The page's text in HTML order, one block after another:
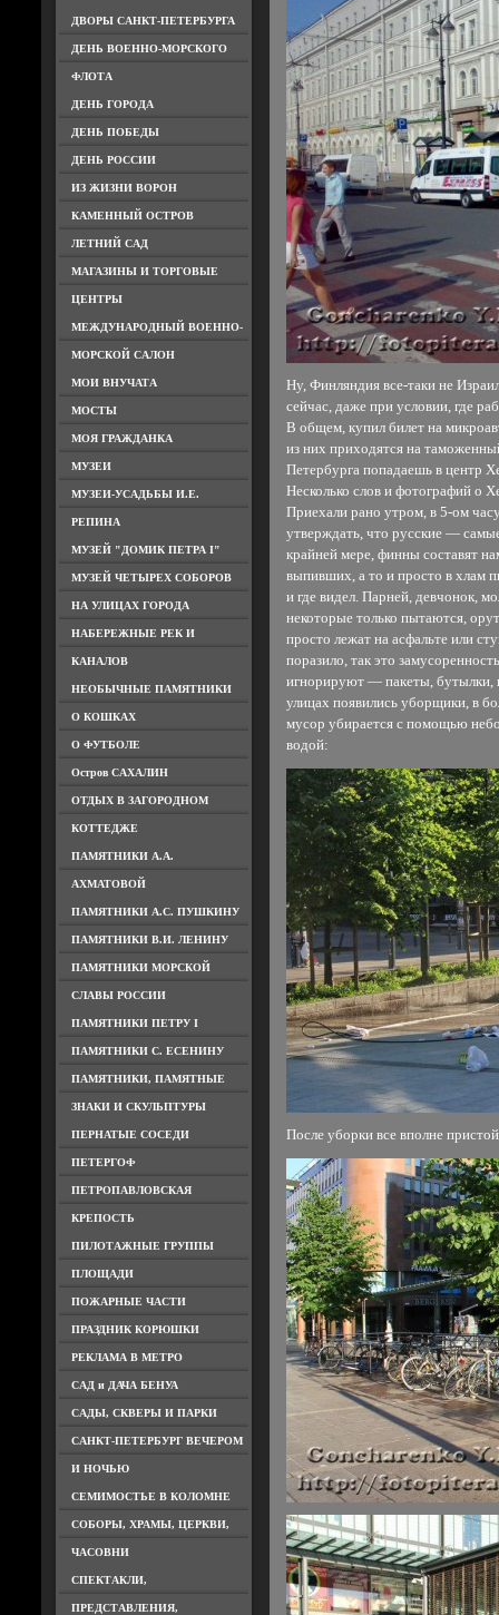
ДВОРЫ САНКТ-ПЕТЕРБУРГА
ДЕНЬ ВОЕННО-МОРСКОГО
ФЛОТА
ДЕНЬ ГОРОДА
ДЕНЬ ПОБЕДЫ
ДЕНЬ РОССИИ
ИЗ ЖИЗНИ ВОРОН
КАМЕННЫЙ ОСТРОВ
ЛЕТНИЙ САД
МАГАЗИНЫ И ТОРГОВЫЕ
ЦЕНТРЫ
МЕЖДУНАРОДНЫЙ ВОЕННО-
МОРСКОЙ САЛОН
МОИ ВНУЧАТА
МОСТЫ
МОЯ ГРАЖДАНКА
МУЗЕИ
МУЗЕИ-УСАДЬБЫ И.Е.
РЕПИНА
МУЗЕЙ "ДОМИК ПЕТРА I"
МУЗЕЙ ЧЕТЫРЕХ СОБОРОВ
НА УЛИЦАХ ГОРОДА
НАБЕРЕЖНЫЕ РЕК И
КАНАЛОВ
НЕОБЫЧНЫЕ ПАМЯТНИКИ
О КОШКАХ
О ФУТБОЛЕ
Остров САХАЛИН
ОТДЫХ В ЗАГОРОДНОМ
КОТТЕДЖЕ
ПАМЯТНИКИ А.А.
АХМАТОВОЙ
ПАМЯТНИКИ А.С. ПУШКИНУ
ПАМЯТНИКИ В.И. ЛЕНИНУ
ПАМЯТНИКИ МОРСКОЙ
СЛАВЫ РОССИИ
ПАМЯТНИКИ ПЕТРУ I
ПАМЯТНИКИ С. ЕСЕНИНУ
ПАМЯТНИКИ, ПАМЯТНЫЕ
ЗНАКИ И СКУЛЬПТУРЫ
ПЕРНАТЫЕ СОСЕДИ
ПЕТЕРГОФ
ПЕТРОПАВЛОВСКАЯ
КРЕПОСТЬ
ПИЛОТАЖНЫЕ ГРУППЫ
ПЛОЩАДИ
ПОЖАРНЫЕ ЧАСТИ
ПРАЗДНИК КОРЮШКИ
РЕКЛАМА В МЕТРО
САД и ДАЧА БЕНУА
САДЫ, СКВЕРЫ И ПАРКИ
САНКТ-ПЕТЕРБУРГ ВЕЧЕРОМ
И НОЧЬЮ
СЕМИМОСТЬЕ В КОЛОМНЕ
СОБОРЫ, ХРАМЫ, ЦЕРКВИ,
ЧАСОВНИ
СПЕКТАКЛИ,
ПРЕДСТАВЛЕНИЯ,
Ну, Финляндия все-таки не
сейчас, даже при условии, где
В общем, купил билет на
из них приходятся на
Петербурга попадаешь в центр
Несколько слов и фотографий о
Приехали рано утром, в 5-ом
утверждать, что русские —
крайней мере, финны составят
выпивших, а то и просто в хлам
и где видел. Парней, девчонок,
некоторые только пытаются,
просто лежат на асфальте или
поразило, так это
игнорируют — пакеты, бутылки,
улицах появились уборщики, в
мусор убирается с помощью
водой:
После уборки все вполне